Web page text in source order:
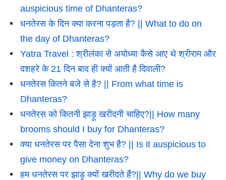
auspicious time of Dhanteras?
धनतेरस के दिन क्या करना पड़ता है? || What to do on
the day of Dhanteras?
Yatra Travel : श्रीलंका से अयोध्या कैसे आए थे श्रीराम और
दशहरे के 21 दिन बाद ही क्यों आती है दिवाली?
धनतेरस कितने बजे से है? || From what time is
Dhanteras?
धनतेरस को कितनी झाड़ू खरीदनी चाहिए?|| How many
brooms should I buy for Dhanteras?
क्या धनतेरस पर पैसा देना शुभ है? || Is it auspicious to
give money on Dhanteras?
हम धनतेरस पर झाड़ू क्यों खरीदते हैं?|| Why do we buy